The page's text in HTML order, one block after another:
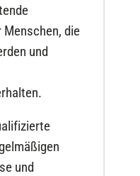
die
und
und